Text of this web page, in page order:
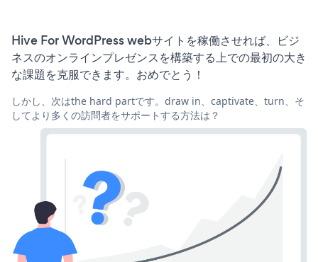
Hive For WordPress webサイトを稼働させれば、ビジ
ネスのオンラインプレゼンスを構築する上での最初の大き
な課題を克服できます。おめでとう！
しかし、次はthe hard partです。draw in、captivate、turn、そ
してより多くの訪問者をサポートする方法は？